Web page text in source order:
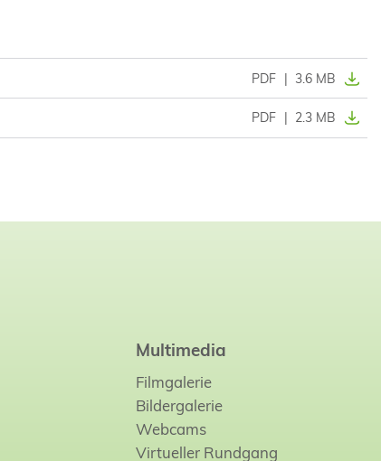
PDF | 3.6 MB
PDF | 2.3 MB
Multimedia
Filmgalerie
Bildergalerie
Webcams
Virtueller Rundgang